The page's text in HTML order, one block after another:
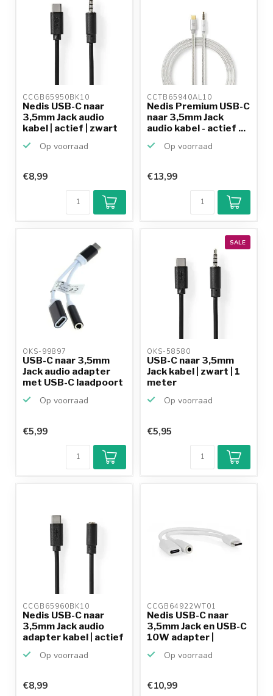
CCGB65950BK10
Nedis USB-C naar
3,5mm Jack audio
kabel | actief | zwart
Op voorraad
€8,99
CCTB65940AL10
Nedis Premium USB-C
naar 3,5mm Jack
audio kabel - actief ...
Op voorraad
€13,99
OKS-99897
USB-C naar 3,5mm
Jack audio adapter
met USB-C laadpoort
Op voorraad
€5,99
SALE
OKS-58580
USB-C naar 3,5mm
Jack kabel | zwart | 1
meter
Op voorraad
€5,95
CCGB65960BK10
Nedis USB-C naar
3,5mm Jack audio
adapter kabel | actief
Op voorraad
€8,99
CCGB64922WT01
Nedis USB-C naar
3,5mm Jack en USB-C
10W adapter |
Op voorraad
€10,99